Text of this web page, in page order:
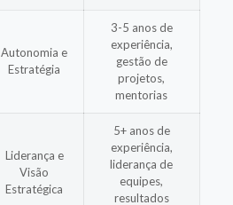
Autonomia e
Estratégia
3-5 anos de
experiência,
gestão de
projetos,
mentorias
Liderança e
Visão
Estratégica
5+ anos de
experiência,
liderança de
equipes,
resultados